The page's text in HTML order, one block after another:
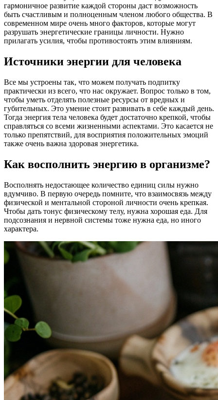
гармоничное развитие каждой стороны даст возможность
быть счастливым и полноценным членом любого общества. В
современном мире очень много факторов, которые могут
разрушать энергетические границы личности. Нужно
прилагать усилия, чтобы противостоять этим влияниям.
Источники энергии для человека
Все мы устроены так, что можем получать подпитку
практически из всего, что нас окружает. Вопрос только в том,
чтобы уметь отделять полезные ресурсы от вредных и
губительных. Это умение стоит развивать в себе каждый день.
Тогда энергия тела человека будет достаточно крепкой, чтобы
справляться со всеми жизненными аспектами. Это касается не
только препятствий, для восприятия положительных эмоций
также очень важна здоровая энергетика.
Как восполнить энергию в организме?
Восполнять недостающее количество единиц силы нужно
вдумчиво. В первую очередь помните, что взаимосвязь между
физической и ментальной стороной личности очень крепкая.
Чтобы дать тонус физическому телу, нужна хорошая еда. Для
подсознания и нервной системы тоже нужна еда, но иного
характера.